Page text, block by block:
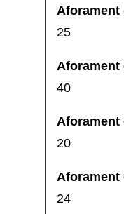
25
40
20
24